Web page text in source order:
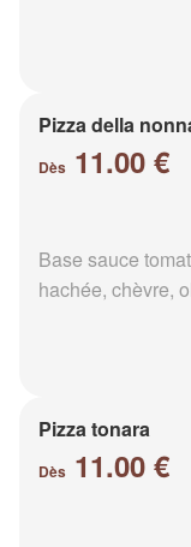
Pizza della
Dès 11.00 €
Base sauce
hachée, chèvre,
Pizza tonara
Dès 11.00 €